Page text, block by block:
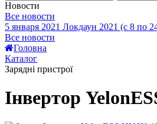
Новости
Все новости
5 января 2021 Локдаун 2021 (с 8 по
Все новости
Головна
Каталог
Зарядні пристрої
Інвертор